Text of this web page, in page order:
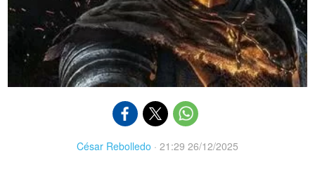
César Rebolledo · 21:29 26/12/2025